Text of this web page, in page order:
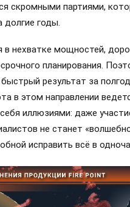
скромными партиями,
долгие годы.
нехватке мощностей,
планирования.
результат за
в этом направлении
иллюзиями: даже
не станет
исправить всё в